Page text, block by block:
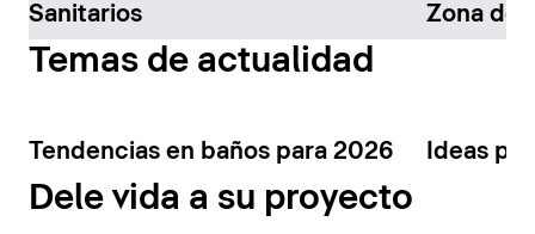
Sanitarios Zona de
Temas de actualidad
Tendencias en baños para 2026 Ideas
Dele vida a su proyecto